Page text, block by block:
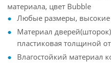
материала, цвет Bubble
Любые размеры,
Материал
пластиковая толщиной
Влагостойкий материал